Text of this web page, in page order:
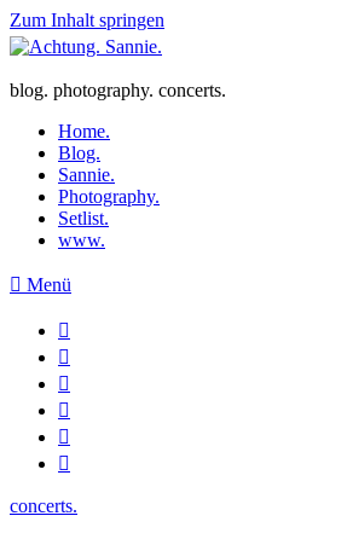
Zum Inhalt springen
blog. photography. concerts.
Home.
Blog.
Sannie.
Photography.
Setlist.
www.
Menü
concerts.